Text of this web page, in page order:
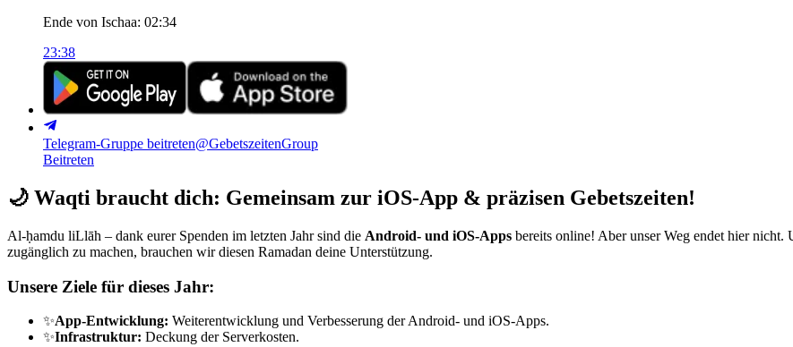
Ende von Ischaa: 02:34
23:38
Telegram-Gruppe beitreten@GebetszeitenGroup
Beitreten
🌙 Waqti braucht dich: Gemeinsam zur iOS-App & präzisen Gebetszeiten!
Al-ḥamdu liLlāh – dank eurer Spenden im letzten Jahr sind die Android- und iOS-Apps bereits online! Aber unser Weg endet hier
zugänglich zu machen, brauchen wir diesen Ramadan deine Unterstützung.
Unsere Ziele für dieses Jahr:
✨App-Entwicklung: Weiterentwicklung und Verbesserung der Android- und iOS-Apps.
✨Infrastruktur: Deckung der Serverkosten.